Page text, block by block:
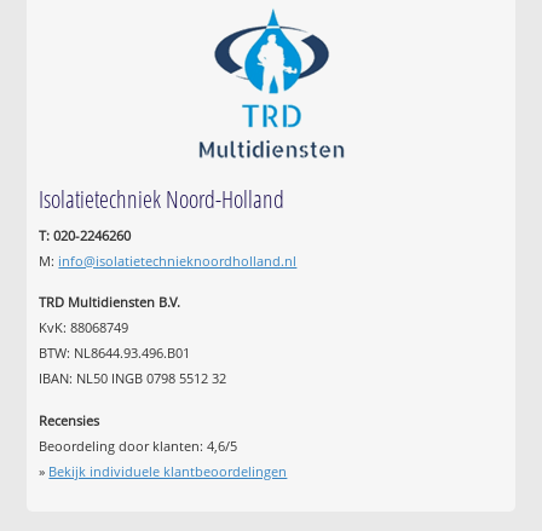
Isolatietechniek Noord-Holland
T: 020-2246260
M: info@isolatietechnieknoordholland.nl
TRD Multidiensten B.V.
KvK: 88068749
BTW: NL8644.93.496.B01
IBAN: NL50 INGB 0798 5512 32
Recensies
Beoordeling door klanten:4,6/5
» Bekijk individuele klantbeoordelingen